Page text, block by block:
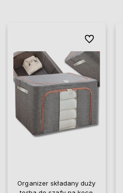
Organizer składany duży
Do ulubionych